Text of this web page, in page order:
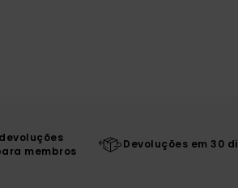
membros
Devoluções em 30